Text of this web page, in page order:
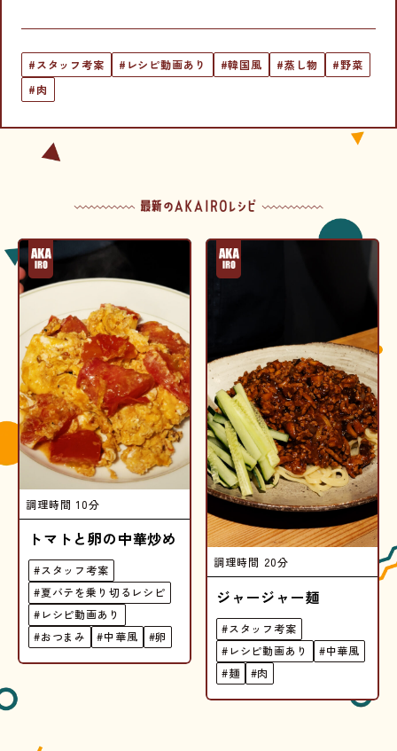
#スタッフ考案 #レシピ動画あり #韓国風 #蒸し物
#野菜
#肉
調理時間 10分
トマトと卵の中華炒め
#スタッフ考案
#夏バテを乗り切るレシピ
#レシピ動画あり
#おつまみ
#中華風 #卵
調理時間 20分
ジャージャー麺
#スタッフ考案
#レシピ動画あり
#中華風
#麺
#肉